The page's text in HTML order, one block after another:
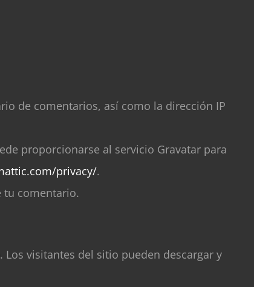
de comentarios, así como la dirección IP
proporcionarse al servicio Gravatar para
privacy/.
tu comentario.
Los visitantes del sitio pueden descargar y